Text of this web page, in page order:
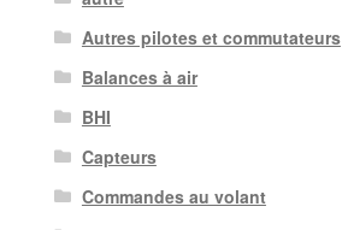
Autres pilotes et commutateurs
Balances à air
BHI
Capteurs
Commandes au volant